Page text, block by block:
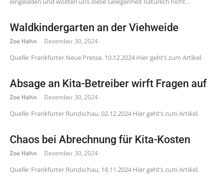
Waldkindergarten an der Viehweide
Zoe Hahn Dezember 30, 2024
Quelle: Frankfurter Neue Presse, 10.12.2024 Hier geht’s zum Artikel.
Absage an Kita-Betreiber wirft Fragen auf
Zoe Hahn Dezember 30, 2024
Quelle: Frankfurter Rundschau, 02.12.2024 Hier geht’s zum Artikel.
Chaos bei Abrechnung für Kita-Kosten
Zoe Hahn Dezember 30, 2024
Quelle: Frankfurter Rundschau, 18.11.2024 Hier geht’s zum Artikel.